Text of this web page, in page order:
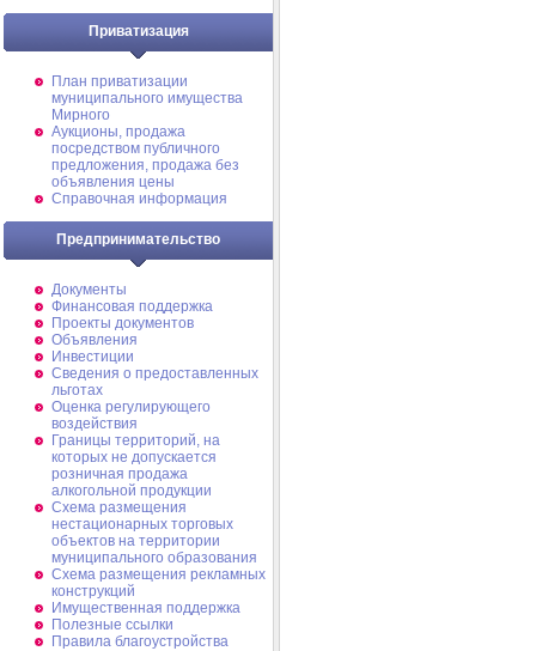
Приватизация
План приватизации
муниципального имущества
Мирного
Аукционы, продажа
посредством публичного
предложения, продажа без
объявления цены
Справочная информация
Предпринимательство
Документы
Финансовая поддержка
Проекты документов
Объявления
Инвестиции
Сведения о предоставленных
льготах
Оценка регулирующего
воздействия
Границы территорий, на
которых не допускается
розничная продажа
алкогольной продукции
Схема размещения
нестационарных торговых
объектов на территории
муниципального образования
Схема размещения рекламных
конструкций
Имущественная поддержка
Полезные ссылки
Правила благоустройства